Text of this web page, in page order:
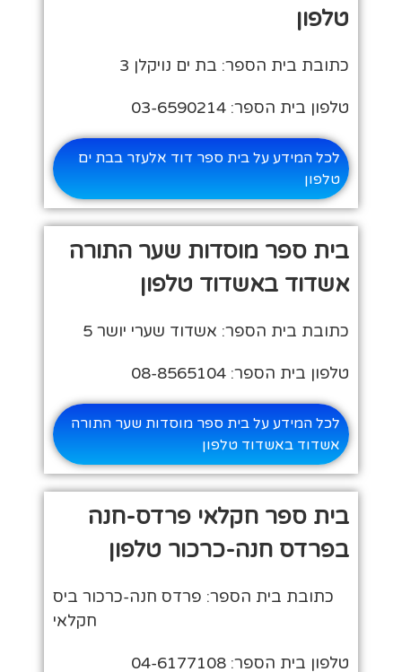
טלפון
כתובת בית הספר: בת ים נויקלן 3
טלפון בית הספר: 03-6590214
לכל המידע על בית ספר דוד אלעזר בבת ים
טלפון
בית ספר מוסדות שער התורה
אשדוד באשדוד טלפון
כתובת בית הספר: אשדוד שערי יושר 5
טלפון בית הספר: 08-8565104
לכל המידע על בית ספר מוסדות שער התורה
אשדוד באשדוד טלפון
בית ספר חקלאי פרדס-חנה
בפרדס חנה-כרכור טלפון
כתובת בית הספר: פרדס חנה-כרכור ביס
חקלאי
טלפון בית הספר: 04-6177108